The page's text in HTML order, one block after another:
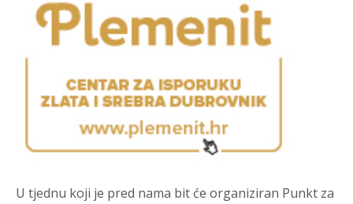
U tjednu koji je pred nama bit će organiziran Punkt za